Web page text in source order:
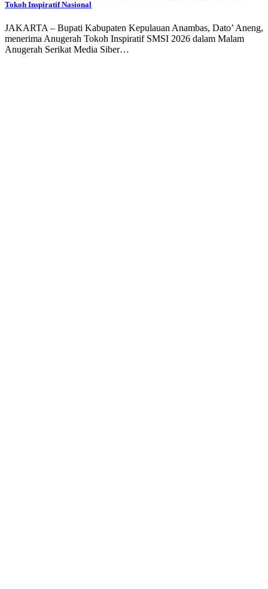
Tokoh Inspiratif Nasional
JAKARTA – Bupati Kabupaten Kepulauan Anambas, Dato’ Aneng,
menerima Anugerah Tokoh Inspiratif SMSI 2026 dalam Malam
Anugerah Serikat Media Siber…